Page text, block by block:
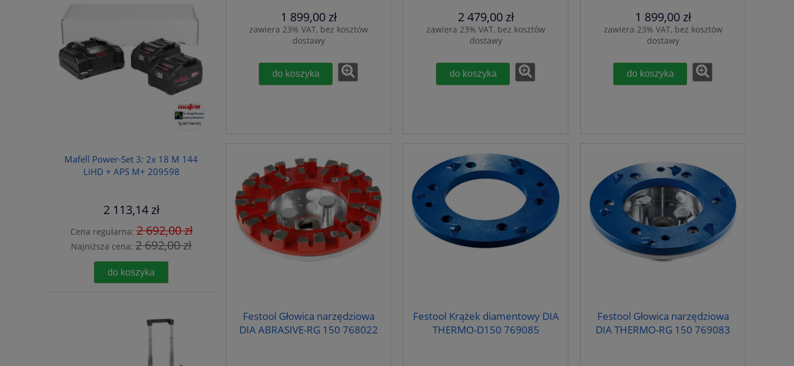
Mafell Power-Set 3: 2x 18 M 144
LiHD + APS M+ 209598
2 113,14 zł
Cena regularna:2 692,00 zł
Najniższa cena: 2 692,00 zł
do koszyka
1 899,00 zł
zawiera 23% VAT, bez kosztów
dostawy
do koszyka
2 479,00 zł
zawiera 23% VAT, bez kosztów
dostawy
do koszyka
1 899,00 zł
zawiera 23% VAT, bez kosztów
dostawy
do koszyka
Festool Głowica narzędziowa
DIA ABRASIVE-RG 150 768022
Festool Krążek diamentowy DIA
THERMO-D150 769085
Festool Głowica narzędziowa
DIA THERMO-RG 150 769083